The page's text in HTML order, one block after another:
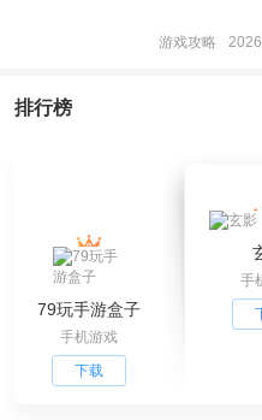
游戏攻略
排行榜
79玩手游盒子
手机游戏
下载
手